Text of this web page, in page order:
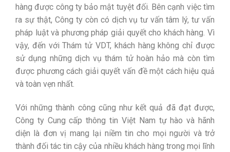
hàng được công ty bảo mật tuyệt đối. Bên cạnh việc tìm
ra sự thật, Công ty còn có dịch vụ tư vấn tâm lý, tư vấn
pháp luật và phương pháp giải quyết cho khách hàng. Vì
vậy, đến với Thám tử VDT, khách hàng không chỉ được
sử dụng những dịch vụ thám tử hoàn hảo mà còn tìm
được phương cách giải quyết vấn đề một cách hiệu quả
và toàn vẹn nhất.
Với những thành công cũng như kết quả đã đạt được,
Công ty Cung cấp thông tin Việt Nam tự hào và hãnh
diện là đơn vị mang lại niềm tin cho mọi người và trở
thành đối tác tin cậy của nhiều khách hàng trong mọi lĩnh